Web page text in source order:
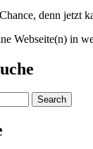
denn jetzt
Webseite(n) in